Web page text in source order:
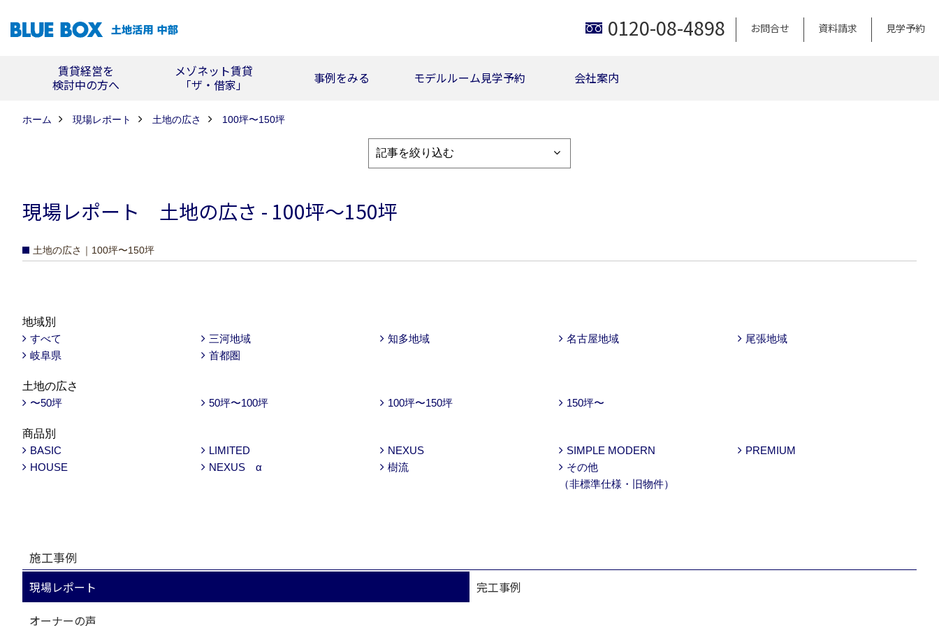
0120-08-4898 お問合せ 資料請求 見学予約
賃貸経営を
検討中の方へ
メゾネット賃貸
「ザ・借家」
事例をみる モデルルーム見学予約 会社案内
ホーム 現場レポート 土地の広さ 100坪〜150坪
現場レポート 土地の広さ - 100坪〜150坪
土地の広さ｜100坪〜150坪
地域別
すべて
三河地域 知多地域 名古屋地域
尾張地域
岐阜県
首都圏
土地の広さ
〜50坪
50坪〜100坪 100坪〜150坪 150坪〜
商品別
BASIC
LIMITED NEXUS SIMPLE MODERN
PREMIUM
HOUSE
NEXUS α 樹流
その他
（非標準仕様・旧物件）
施工事例
現場レポート
完工事例
オーナーの声